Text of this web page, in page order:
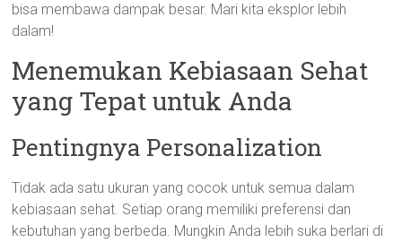
bisa membawa dampak besar. Mari kita eksplor lebih
dalam!
Menemukan Kebiasaan Sehat
yang Tepat untuk Anda
Pentingnya Personalization
Tidak ada satu ukuran yang cocok untuk semua dalam
kebiasaan sehat. Setiap orang memiliki preferensi dan
kebutuhan yang berbeda. Mungkin Anda lebih suka berlari di